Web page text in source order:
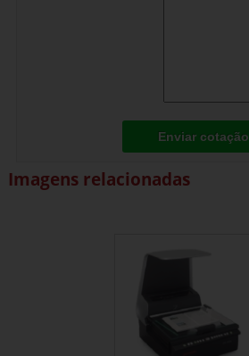
Enviar cotação
Imagens relacionadas